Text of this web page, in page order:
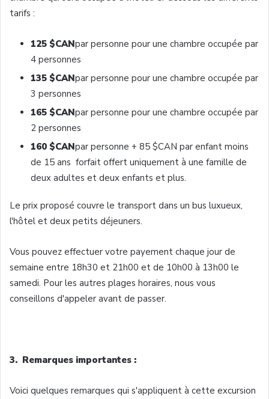
tarifs :
125 $CANpar personne pour une chambre occupée par
4 personnes
135 $CANpar personne pour une chambre occupée par
3 personnes
165 $CANpar personne pour une chambre occupée par
2 personnes
160 $CANpar personne + 85 $CAN par enfant moins
de 15 ans forfait offert uniquement à une famille de
deux adultes et deux enfants et plus.
Le prix proposé couvre le transport dans un bus luxueux,
l'hôtel et deux petits déjeuners.
Vous pouvez effectuer votre payement chaque jour de
semaine entre 18h30 et 21h00 et de 10h00 à 13h00 le
samedi. Pour les autres plages horaires, nous vous
conseillons d'appeler avant de passer.
3. Remarques importantes :
Voici quelques remarques qui s'appliquent à cette excursion